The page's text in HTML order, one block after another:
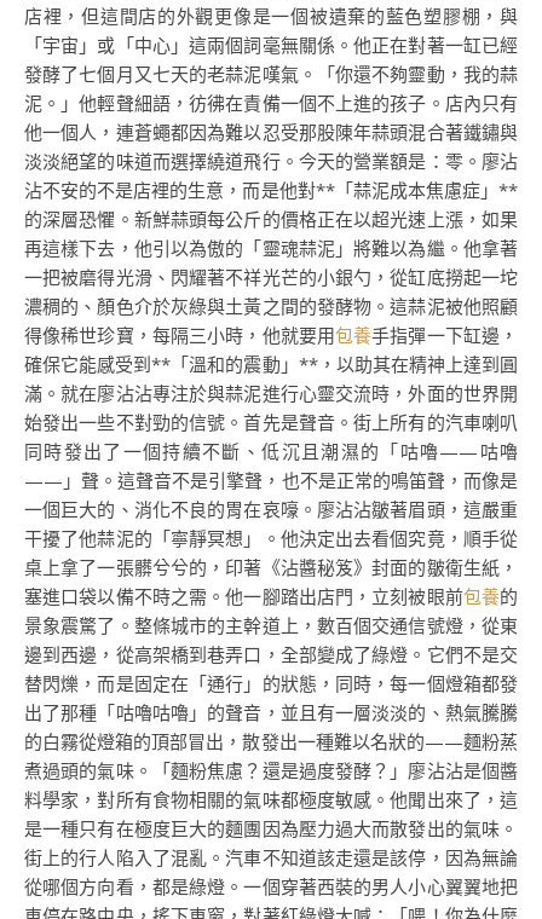
店裡，但這間店的外觀更像是一個被遺棄的藍色塑膠棚，與
「宇宙」或「中心」這兩個詞毫無關係。他正在對著一缸已經
發酵了七個月又七天的老蒜泥嘆氣。「你還不夠靈動，我的蒜
泥。」他輕聲細語，彷彿在責備一個不上進的孩子。店內只有
他一個人，連蒼蠅都因為難以忍受那股陳年蒜頭混合著鐵鏽與
淡淡絕望的味道而選擇繞道飛行。今天的營業額是：零。廖沾
沾不安的不是店裡的生意，而是他對**「蒜泥成本焦慮症」**
的深層恐懼。新鮮蒜頭每公斤的價格正在以超光速上漲，如果
再這樣下去，他引以為傲的「靈魂蒜泥」將難以為繼。他拿著
一把被磨得光滑、閃耀著不祥光芒的小銀勺，從缸底撈起一坨
濃稠的、顏色介於灰綠與土黃之間的發酵物。這蒜泥被他照顧
得像稀世珍寶，每隔三小時，他就要用包養手指彈一下缸邊，
確保它能感受到**「溫和的震動」**，以助其在精神上達到圓
滿。就在廖沾沾專注於與蒜泥進行心靈交流時，外面的世界開
始發出一些不對勁的信號。首先是聲音。街上所有的汽車喇叭
同時發出了一個持續不斷、低沉且潮濕的「咕嚕——咕嚕
——」聲。這聲音不是引擎聲，也不是正常的鳴笛聲，而像是
一個巨大的、消化不良的胃在哀嚎。廖沾沾皺著眉頭，這嚴重
干擾了他蒜泥的「寧靜冥想」。他決定出去看個究竟，順手從
桌上拿了一張髒兮兮的，印著《沾醬秘笈》封面的皺衛生紙，
塞進口袋以備不時之需。他一腳踏出店門，立刻被眼前包養的
景象震驚了。整條城市的主幹道上，數百個交通信號燈，從東
邊到西邊，從高架橋到巷弄口，全部變成了綠燈。它們不是交
替閃爍，而是固定在「通行」的狀態，同時，每一個燈箱都發
出了那種「咕嚕咕嚕」的聲音，並且有一層淡淡的、熱氣騰騰
的白霧從燈箱的頂部冒出，散發出一種難以名狀的——麵粉蒸
煮過頭的氣味。「麵粉焦慮？還是過度發酵？」廖沾沾是個醬
料學家，對所有食物相關的氣味都極度敏感。他聞出來了，這
是一種只有在極度巨大的麵團因為壓力過大而散發出的氣味。
街上的行人陷入了混亂。汽車不知道該走還是該停，因為無論
從哪個方向看，都是綠燈。一個穿著西裝的男人小心翼翼地把